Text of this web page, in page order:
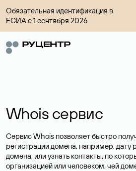
Обязательная идентификация в
ЕСИА с 1 сентября 2026
Whois сервис
Сервис Whois позволяет быстро
регистрации домена, например, дату
домена, или узнать контакты, по
организацией или человеком, чей